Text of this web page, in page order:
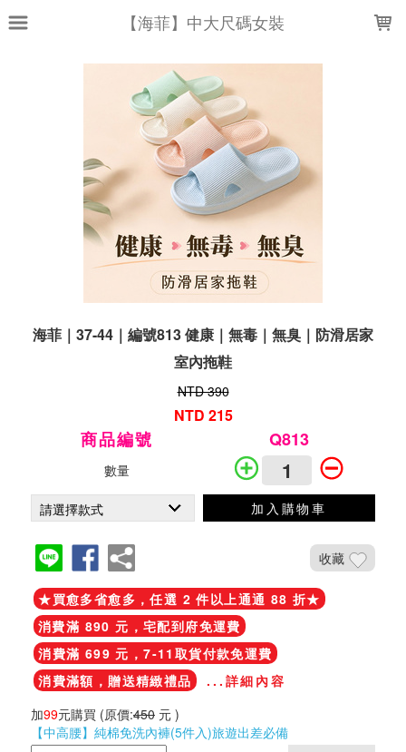
【海菲】中大尺碼女裝
海菲｜37-44｜編號813 健康｜無毒｜無臭｜防滑居家
室內拖鞋
NTD 390
NTD 215
商品編號 Q813
數量
加入購物車
收藏
★買愈多省愈多，任選 2 件以上通通 88 折★
消費滿 890 元，宅配到府免運費
消費滿 699 元，7-11取貨付款免運費
消費滿額，贈送精緻禮品
...詳細內容
加99元購買 (原價:450 元 )
【中高腰】純棉免洗內褲(5件入)旅遊出差必備